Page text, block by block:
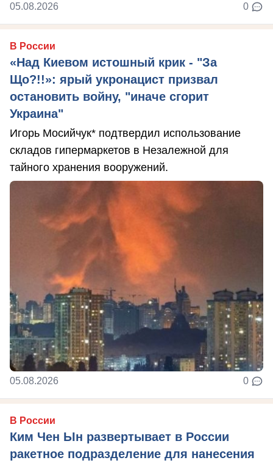
05.08.2026 0
В России
«Над Киевом истошный крик - "За
Що?!!»: ярый укронацист призвал
остановить войну, "иначе сгорит
Украина"
Игорь Мосийчук* подтвердил использование
складов гипермаркетов в Незалежной для
тайного хранения вооружений.
05.08.2026 0
В России
Ким Чен Ын развертывает в России
ракетное подразделение для нанесения